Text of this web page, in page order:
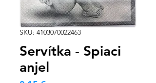
SKU: 4103070022463
Servítka - Spiaci
anjel